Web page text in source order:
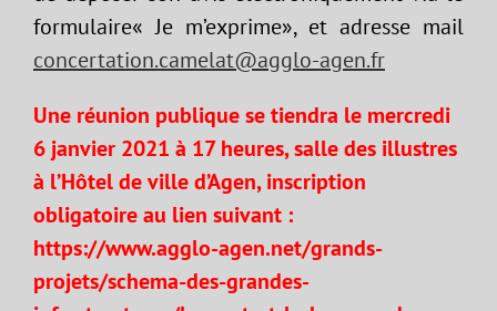
formulaire« Je m’exprime», et adresse mail
concertation.camelat@agglo-agen.fr
Une réunion publique se tiendra le mercredi
6 janvier 2021 à 17 heures, salle des illustres
à l’Hôtel de ville d’Agen, inscription
obligatoire au lien suivant :
https://www.agglo-agen.net/grands-
projets/schema-des-grandes-